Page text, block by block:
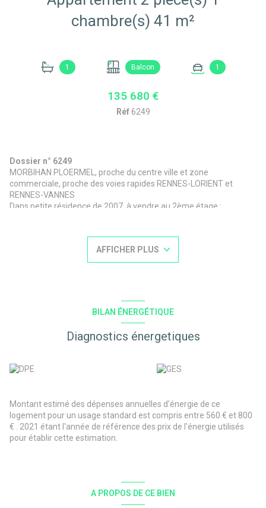
chambre(s) 41 m²
1 Balcon 1
135 680 €
Réf 6249
Dossier n° 6249
MORBIHAN PLOERMEL, proche du centre ville et zone
commerciale, proche des voies rapides RENNES-LORIENT et
RENNES-VANNES
Dans petite résidence de 2007, à vendre au 2ème étage :
Il comprend une entrée, une pièce de vie avec coin cuisine et
balcon, chambre avec placard, wc, salle de bain.
Parking privatif extérieur
Consommation énergie finale : 99 kWh/m²/an. Montant estimé
des dépenses annuelles d'énergie pour un usage standard : entre
560 € et 800 € par an. Prix moyens des énergies indexés sur
l'année 2021(abonnements compris)
700 €. Pas de procédure en cours.
Les informations sur les risques auxquels ce bien est exposé sont
% TTC)
AFFICHER PLUS
BILAN ÉNERGÉTIQUE
Diagnostics énergetiques
Montant estimé des dépenses annuelles d'énergie de ce
logement pour un usage standard est compris entre 560 € et 800
€ . 2021 étant l'année de référence des prix de l'énergie utilisés
pour établir cette estimation.
A PROPOS DE CE BIEN